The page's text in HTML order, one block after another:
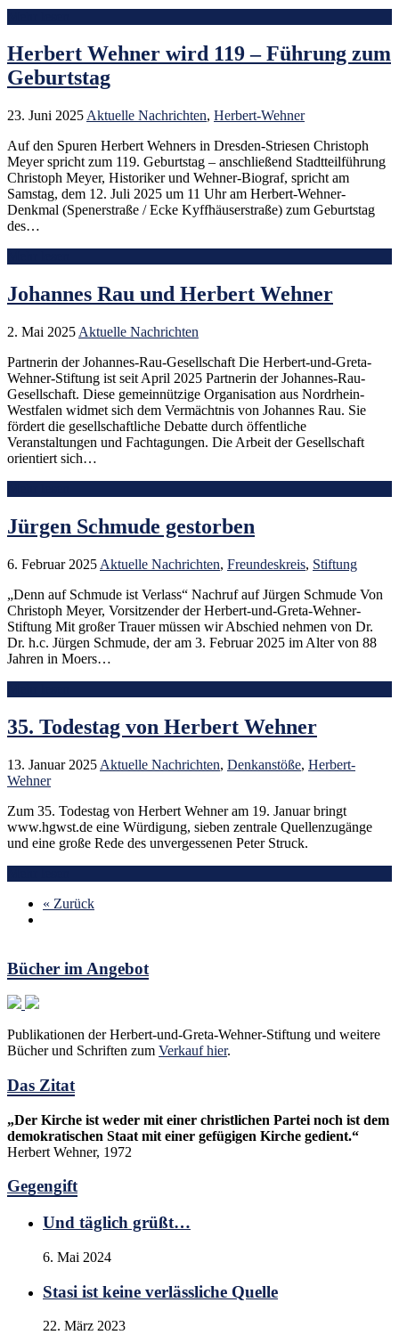
Herbert Wehner wird 119 – Führung zum
Geburtstag
23. Juni 2025 Aktuelle Nachrichten, Herbert-Wehner
Auf den Spuren Herbert Wehners in Dresden-Striesen Christoph
Meyer spricht zum 119. Geburtstag – anschließend Stadtteilführung
Christoph Meyer, Historiker und Wehner-Biograf, spricht am
Samstag, dem 12. Juli 2025 um 11 Uhr am Herbert-Wehner-
Denkmal (Spenerstraße / Ecke Kyffhäuserstraße) zum Geburtstag
des…
Johannes Rau und Herbert Wehner
2. Mai 2025 Aktuelle Nachrichten
Partnerin der Johannes-Rau-Gesellschaft Die Herbert-und-Greta-
Wehner-Stiftung ist seit April 2025 Partnerin der Johannes-Rau-
Gesellschaft. Diese gemeinnützige Organisation aus Nordrhein-
Westfalen widmet sich dem Vermächtnis von Johannes Rau. Sie
fördert die gesellschaftliche Debatte durch öffentliche
Veranstaltungen und Fachtagungen. Die Arbeit der Gesellschaft
orientiert sich…
Jürgen Schmude gestorben
6. Februar 2025 Aktuelle Nachrichten, Freundeskreis, Stiftung
„Denn auf Schmude ist Verlass“ Nachruf auf Jürgen Schmude Von
Christoph Meyer, Vorsitzender der Herbert-und-Greta-Wehner-
Stiftung Mit großer Trauer müssen wir Abschied nehmen von Dr.
Dr. h.c. Jürgen Schmude, der am 3. Februar 2025 im Alter von 88
Jahren in Moers…
35. Todestag von Herbert Wehner
13. Januar 2025 Aktuelle Nachrichten, Denkanstöße, Herbert-
Wehner
Zum 35. Todestag von Herbert Wehner am 19. Januar bringt
www.hgwst.de eine Würdigung, sieben zentrale Quellenzugänge
und eine große Rede des unvergessenen Peter Struck.
« Zurück
Bücher im Angebot
Publikationen der Herbert-und-Greta-Wehner-Stiftung und weitere
Bücher und Schriften zum Verkauf hier.
Das Zitat
„Der Kirche ist weder mit einer christlichen Partei noch ist dem
demokratischen Staat mit einer gefügigen Kirche gedient.“
Herbert Wehner, 1972
Gegengift
Und täglich grüßt…
6. Mai 2024
Stasi ist keine verlässliche Quelle
22. März 2023